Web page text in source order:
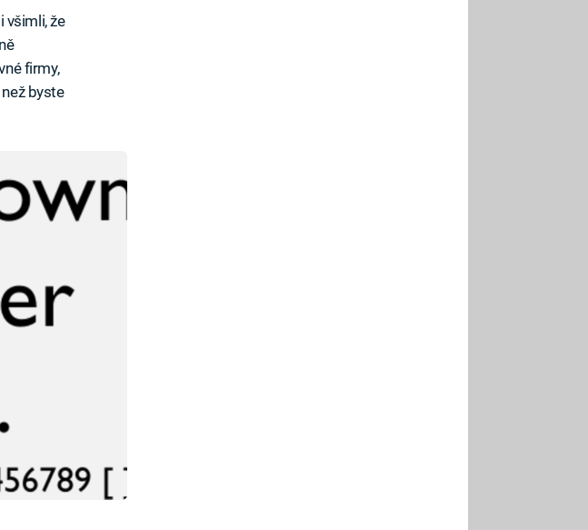
všimli, že
firmy,
byste